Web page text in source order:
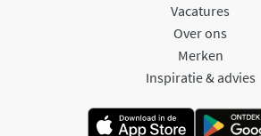
Vacatures
Over ons
Merken
Inspiratie & advies